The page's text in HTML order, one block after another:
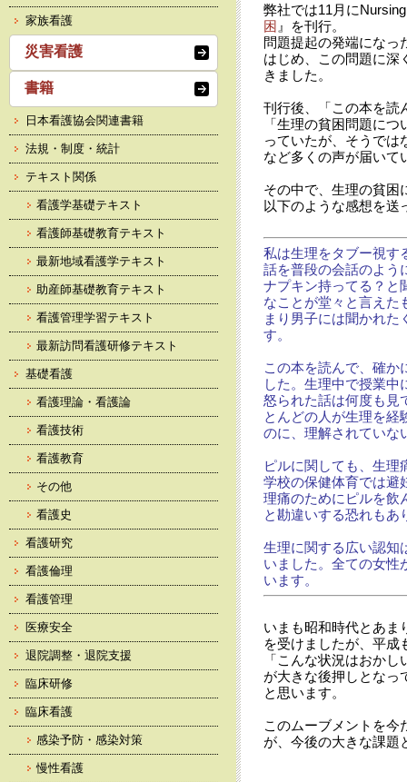
弊社では11月に
困 』を刊行。
問題提起の発端になっ
はじめ、この問題に深
きました。
刊行後、「この本を読
「生理の貧困問題に
っていたが、そうでは
など多くの声が届いて
その中で、生理の貧困
以下のような感想を送
私は生理をタブー視す
話を普段の会話のよう
ナプキン持ってる？と
なことが堂々と言えた
まり男子には聞かれ
す。
この本を読んで、確か
した。生理中で授業
怒られた話は何度も見
とんどの人が生理を経
のに、理解されていな
ピルに関しても、生理
学校の保健体育では避
理痛のためにピルを飲
と勘違いする恐れもあ
生理に関する広い認知
いました。全ての女性
います。
いまも昭和時代とあま
を受けましたが、平成
「こんな状況はおか
が大きな後押しとな
と思います。
このムーブメントを今
が、今後の大きな課題
家族看護
災害看護
書籍
日本看護協会関連書籍
法規・制度・統計
テキスト関係
看護学基礎テキスト
看護師基礎教育テキスト
最新地域看護学テキスト
助産師基礎教育テキスト
看護管理学習テキスト
最新訪問看護研修テキスト
基礎看護
看護理論・看護論
看護技術
看護教育
その他
看護史
看護研究
看護倫理
看護管理
医療安全
退院調整・退院支援
臨床研修
臨床看護
感染予防・感染対策
慢性看護